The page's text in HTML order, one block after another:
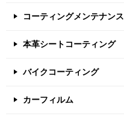
コーティングメンテナンス
本革シートコーティング
バイクコーティング
カーフィルム